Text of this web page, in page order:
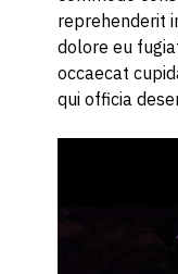
reprehenderit
dolore eu
occaecat
qui officia